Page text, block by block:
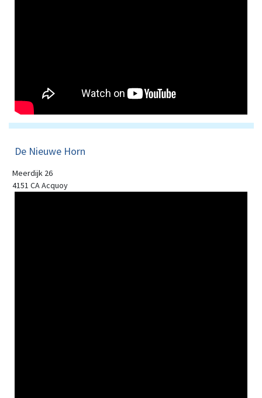
De Nieuwe Horn
Meerdijk 26
4151 CA Acquoy